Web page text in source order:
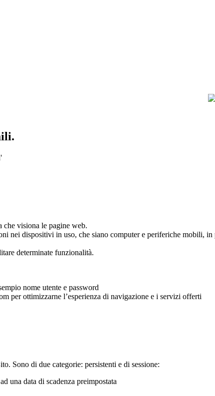
visiona le pagine web.
nei dispositivi in uso, che siano computer e periferiche mobili,
determinate funzionalità.
nome utente e password
per ottimizzarne l’esperienza di navigazione e i servizi offerti
Sono di due categorie: persistenti e di sessione:
una data di scadenza preimpostata